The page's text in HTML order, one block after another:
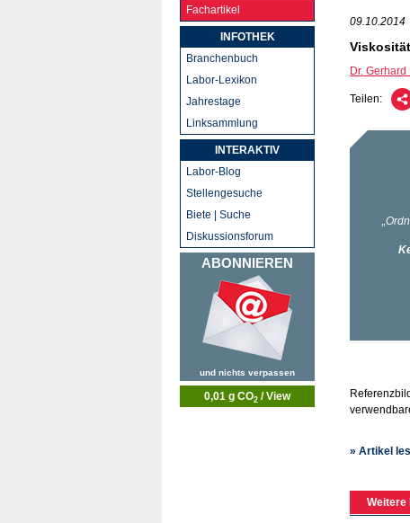
09.10.2014
Dr.
Teilen:
» Artikel
Weitere
Fachartikel
INFOTHEK
Branchenbuch
Labor-Lexikon
Jahrestage
Linksammlung
INTERAKTIV
Labor-Blog
Stellengesuche
Biete | Suche
Diskussionsforum
ABONNIEREN
und nichts verpassen
0,01 g CO2 / View